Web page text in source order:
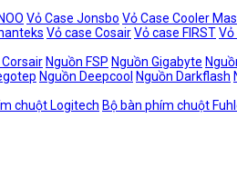
Vỏ Case Jonsbo Vỏ Case Cooler
Vỏ case CosairVỏ case FIRSTVỏ
Corsair Nguồn FSP Nguồn Gigabyte
Nguồn Deepcool Nguồn Darkflash
chuột Logitech Bộ bàn phím chuột